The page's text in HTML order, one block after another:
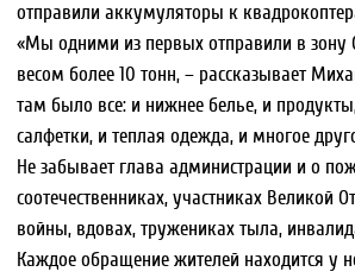
празднике в Хабаровске, посвященному 85-летию
добросовестный труд и любовь к творчеству Татьяна
Андреевна отмечена всевозможными дипломами и
почетными грамотами.
Жизнь семьи Демяшкиных невозможно представить без
творчества. Михаил Васильевич с детства поет и играет на
разных инструментах. «Нам вместе никогда не бывает
поют дуэтом, вместе выступаем на концертах». Дочь Полина
влюблена в танцы. Владислав читает стихи, участвует во
всех викторинах, концертах и конкурсах, которые проходят
в школе и Доме культуры.